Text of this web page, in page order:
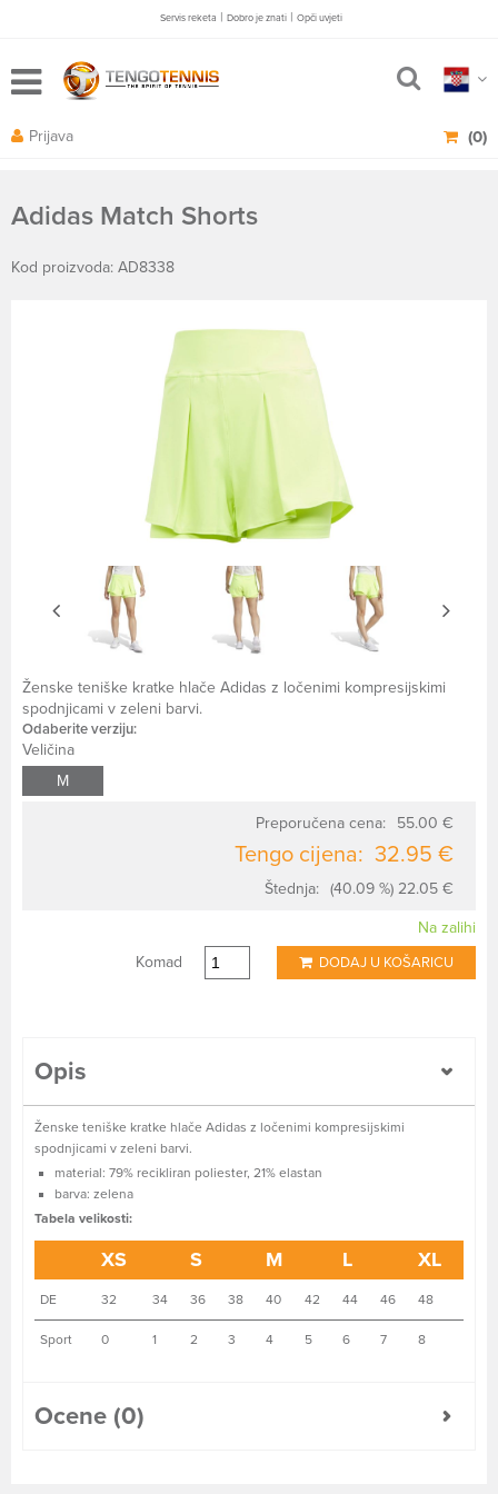
Servis reketa | Dobro je znati | Opči uvjeti
(0)
Prijava
Adidas Match Shorts
Kod proizvoda: AD8338
Ženske teniške kratke hlače Adidas z ločenimi kompresijskimi
spodnjicami v zeleni barvi.
Odaberite verziju:
Veličina
M
Preporučena cena: 55.00 €
Tengo cijena: 32.95 €
Štednja: (40.09 %) 22.05 €
Na zalihi
Komad
DODAJ U KOŠARICU
Opis
Ženske teniške kratke hlače Adidas z ločenimi kompresijskimi
spodnjicami v zeleni barvi.
material: 79% recikliran poliester, 21% elastan
barva: zelena
Tabela velikosti:
XS S M L XL
DE 32 34 36 38 40 42 44 46 48
Sport 0 1 2 3 4 5 6 7 8
Ocene (0)